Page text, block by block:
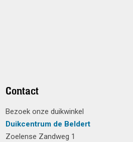
Contact
Bezoek onze duikwinkel
Duikcentrum de Beldert
Zoelense Zandweg 1